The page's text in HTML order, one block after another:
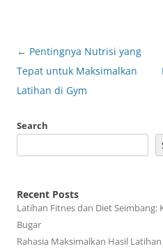
Post
navigation
← Pentingnya Nutrisi yang
Tepat untuk Maksimalkan
Latihan di Gym
Search
Recent Posts
Latihan Fitnes dan Diet
Bugar
Rahasia Maksimalkan Hasil